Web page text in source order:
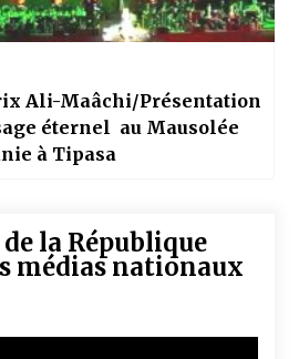
Ali-Maâchi/Présentation
éternel au Mausolée
à Tipasa
la République
médias nationaux